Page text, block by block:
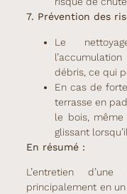
7. Prévention des
Le
débris, ce qui
En cas de
terrasse en
le bois, même
glissant
En résumé :
L’entretien
principalement en un